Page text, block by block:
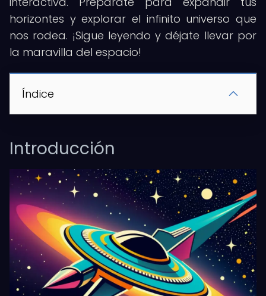
horizontes y explorar el infinito universo que
nos rodea. ¡Sigue leyendo y déjate llevar por
la maravilla del espacio!
Índice
Introducción